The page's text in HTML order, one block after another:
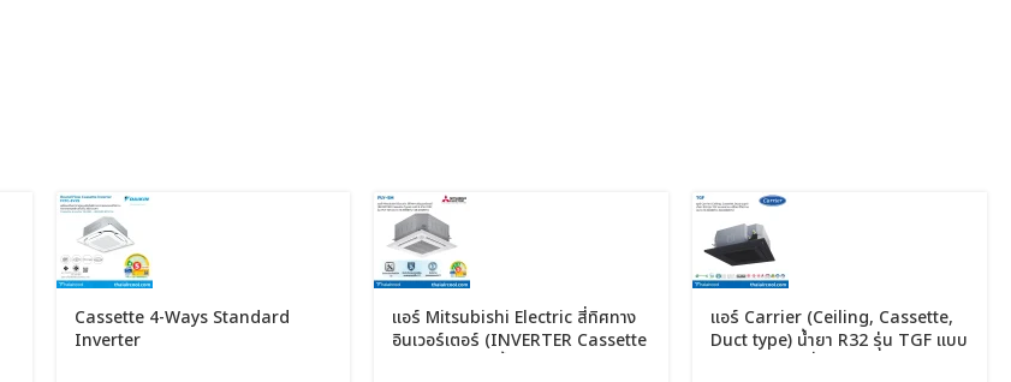
Cassette 4-Ways Standard
Inverter
แอร์ Mitsubishi Electric สี่ทิศทาง
อินเวอร์เตอร์ (INVERTER Cassette
แอร์ Carrier (Ceiling, Cassette,
Duct type) น้ำยา R32 รุ่น TGF แบบ